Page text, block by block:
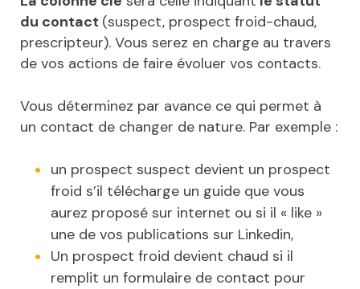
du contact (suspect, prospect froid-chaud,
prescripteur). Vous serez en charge au travers
de vos actions de faire évoluer vos contacts.
Vous déterminez par avance ce qui permet à
un contact de changer de nature. Par exemple :
un prospect suspect devient un prospect
froid s’il télécharge un guide que vous
aurez proposé sur internet ou si il « like »
une de vos publications sur Linkedin,
Un prospect froid devient chaud si il
remplit un formulaire de contact pour